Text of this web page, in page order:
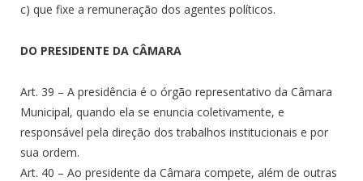
c) que fixe a remuneração dos agentes políticos.
DO PRESIDENTE DA CÂMARA
Art. 39 – A presidência é o órgão representativo da Câmara
Municipal, quando ela se enuncia coletivamente, e
responsável pela direção dos trabalhos institucionais e por
sua ordem.
Art. 40 – Ao presidente da Câmara compete, além de outras